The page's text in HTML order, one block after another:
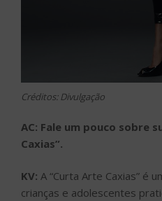
Créditos: Divulgação
AC: Fale um pouco sobre
Caxias”.
KV: A “Curta Arte Caxias” é
crianças e adolescentes